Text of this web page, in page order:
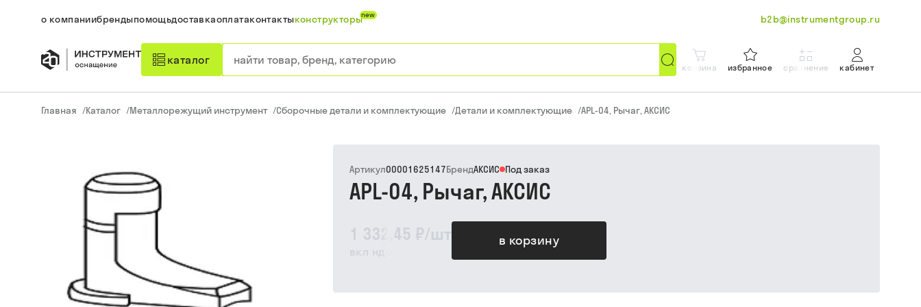
о компаниибрендыпомощьдоставкаоплатаконтактыконструкторыnew b2b@instrumentgroup.ru
каталог
корзина избранное сравнение кабинет
Главная /Каталог /Металлорежущий инструмент /Сборочные детали и комплектующие /Детали и комплектующие /APL-04, Рычаг, АКСИС
1 332,45 ₽/шт
вкл ндс
в корзину
Артикул00001625147БрендАКСИС Под заказ
APL-04, Рычаг, АКСИС